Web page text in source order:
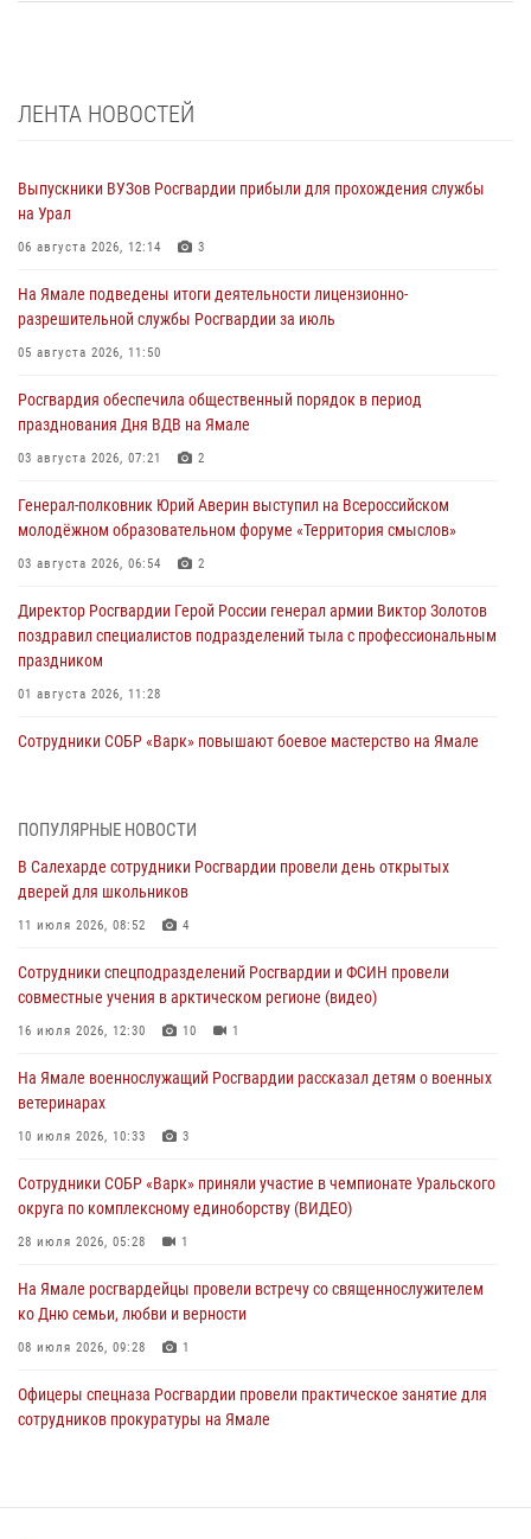
ЛЕНТА НОВОСТЕЙ
Выпускники ВУЗов Росгвардии прибыли для прохождения службы
на Урал
06 августа 2026, 12:14 3
На Ямале подведены итоги деятельности лицензионно-
разрешительной службы Росгвардии за июль
05 августа 2026, 11:50
Росгвардия обеспечила общественный порядок в период
празднования Дня ВДВ на Ямале
03 августа 2026, 07:21 2
Генерал-полковник Юрий Аверин выступил на Всероссийском
молодёжном образовательном форуме «Территория смыслов»
03 августа 2026, 06:54 2
Директор Росгвардии Герой России генерал армии Виктор Золотов
поздравил специалистов подразделений тыла с профессиональным
праздником
01 августа 2026, 11:28
Сотрудники СОБР «Варк» повышают боевое мастерство на Ямале
Офицеры спецназа Росгвардии провели практическое занятие для
29 июля 2026, 10:42
В Уральском округе Росгвардии состоялось заседание
29 июля 2026, 10:39
Сотрудники СОБР «Варк» приняли участие в чемпионате Уральского
На Полярном круге Росгвардия обеспечила безопасность турнира
27 июля 2026, 09:04
ПОПУЛЯРНЫЕ НОВОСТИ
В Салехарде сотрудники Росгвардии провели день открытых
дверей для школьников
11 июля 2026, 08:52 4
Сотрудники спецподразделений Росгвардии и ФСИН провели
совместные учения в арктическом регионе (видео)
16 июля 2026, 12:30 10 1
На Ямале военнослужащий Росгвардии рассказал детям о военных
ветеринарах
10 июля 2026, 10:33 3
Сотрудники СОБР «Варк» приняли участие в чемпионате Уральского
округа по комплексному единоборству (ВИДЕО)
28 июля 2026, 05:28 1
На Ямале росгвардейцы провели встречу со священнослужителем
ко Дню семьи, любви и верности
08 июля 2026, 09:28 1
Офицеры спецназа Росгвардии провели практическое занятие для
сотрудников прокуратуры на Ямале